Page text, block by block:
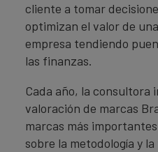
cliente a tomar
optimizan el valor de
empresa tendiendo
las finanzas.
Cada año, la consultora
valoración de marcas
marcas más
sobre la metodología y